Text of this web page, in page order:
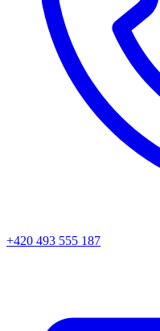
+420 493 555 187